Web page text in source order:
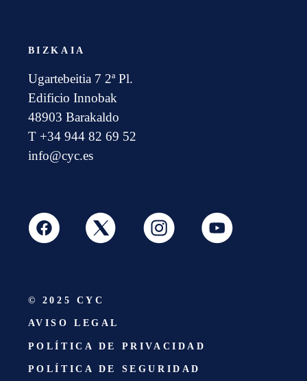
BIZKAIA
Ugartebeitia 7 2ª Pl.
Edificio Innobak
48903 Barakaldo
T +34 944 82 69 52
info@cyc.es
© 2025 CYC
AVISO LEGAL
POLÍTICA DE PRIVACIDAD
POLÍTICA DE SEGURIDAD